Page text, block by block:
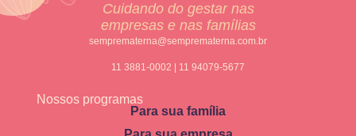
Cuidando do gestar nas
empresas e nas famílias
semprematerna@semprematerna.com.br
11 3881-0002 | 11 94079-5677
Nossos programas
Para sua família